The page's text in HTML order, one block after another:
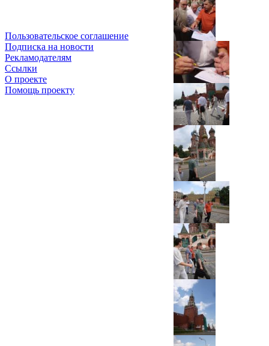
Пользовательское соглашение
Подписка на новости
Рекламодателям
Ссылки
О проекте
Помощь проекту